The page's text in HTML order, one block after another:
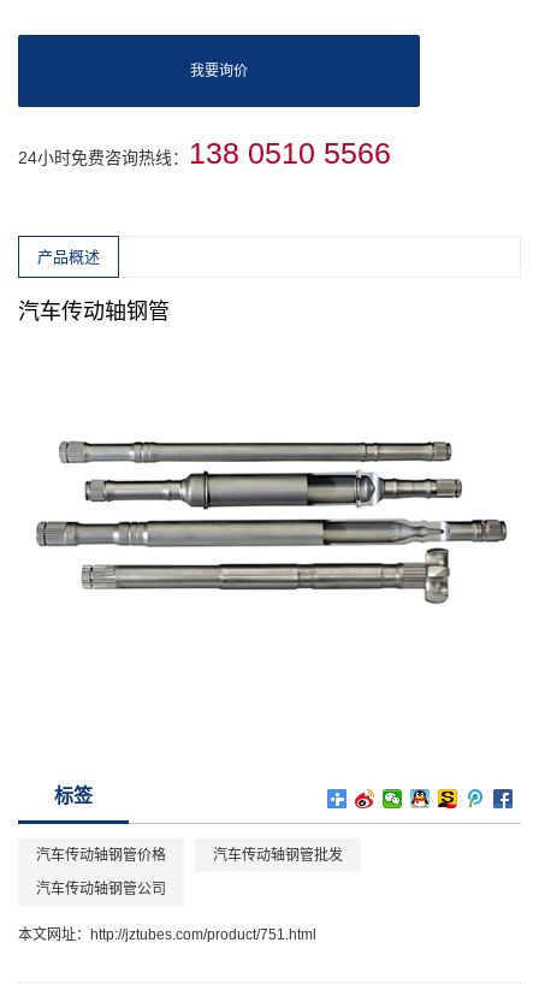
我要询价
24小时免费咨询热线： 138 0510 5566
产品概述
汽车传动轴钢管
标签
汽车传动轴钢管价格
汽车传动轴钢管批发
汽车传动轴钢管公司
本文网址： http://jztubes.com/product/751.html